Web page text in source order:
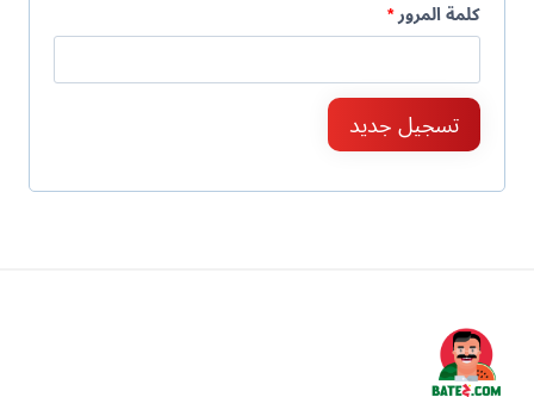
و
ب
ة
كلمة المرور*
م
ل
و
تسجيل جديد